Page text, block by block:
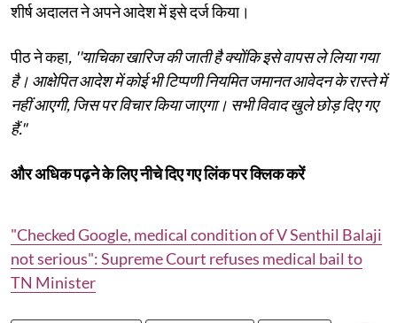
शीर्ष अदालत ने अपने आदेश में इसे दर्ज किया।
पीठ ने कहा, ''याचिका खारिज की जाती है क्योंकि इसे वापस ले लिया गया
है। आक्षेपित आदेश में कोई भी टिप्पणी नियमित जमानत आवेदन के रास्ते में
नहीं आएगी, जिस पर विचार किया जाएगा। सभी विवाद खुले छोड़ दिए गए
हैं."
और अधिक पढ़ने के लिए नीचे दिए गए लिंक पर क्लिक करें
"Checked Google, medical condition of V Senthil Balaji
not serious": Supreme Court refuses medical bail to
TN Minister